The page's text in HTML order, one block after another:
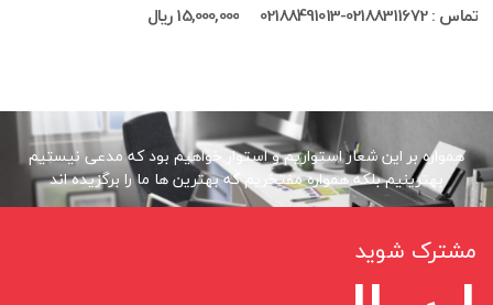
15,000,000 ریال تماس : 02188311672-02188491013
همواره بر این شعار استواریم و استوار خواهیم بود که مدعی نیستیم
بهترینیم بلکه همواره مفتخریم که بهترین ها ما را برگزیده اند
مشترک شوید